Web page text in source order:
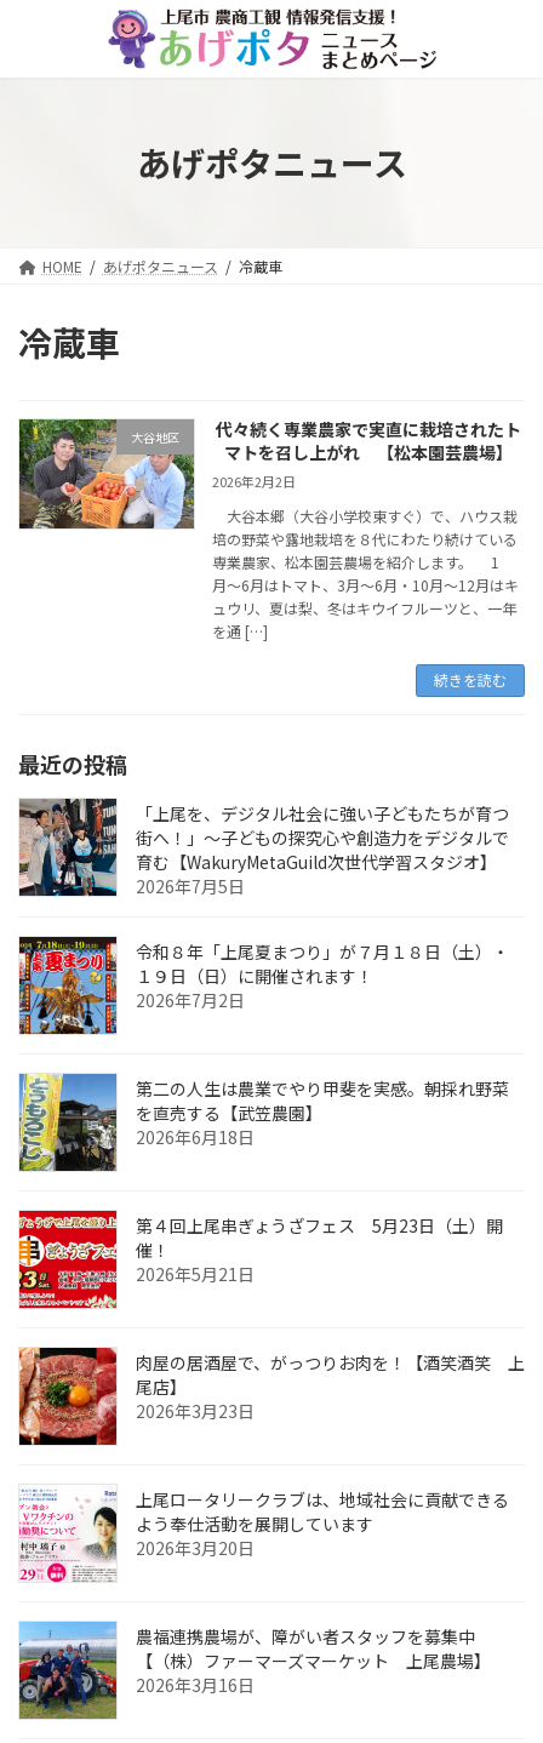
ン
ー
あげポタニュース
HOME あげポタニュース 冷蔵車
冷蔵車
大谷地区
代々続く専業農家で実直に栽培されたト
マトを召し上がれ 【松本園芸農場】
2026年2月2日
大谷本郷（大谷小学校東すぐ）で、ハウス栽
培の野菜や露地栽培を８代にわたり続けている
専業農家、松本園芸農場を紹介します。 1
月〜6月はトマト、3月〜6月・10月〜12月はキ
ュウリ、夏は梨、冬はキウイフルーツと、一年
を通 […]
続きを読む
最近の投稿
「上尾を、デジタル社会に強い子どもたちが育つ
街へ！」〜子どもの探究心や創造力をデジタルで
育む【WakuryMetaGuild次世代学習スタジオ】
2026年7月5日
令和８年「上尾夏まつり」が７月１８日（土）・
１９日（日）に開催されます！
2026年7月2日
第二の人生は農業でやり甲斐を実感。朝採れ野菜
を直売する【武笠農園】
2026年6月18日
第４回上尾串ぎょうざフェス 5月23日（土）開
催！
2026年5月21日
肉屋の居酒屋で、がっつりお肉を！【酒笑酒笑 上
尾店】
2026年3月23日
上尾ロータリークラブは、地域社会に貢献できる
よう奉仕活動を展開しています
2026年3月20日
農福連携農場が、障がい者スタッフを募集中
【（株）ファーマーズマーケット 上尾農場】
2026年3月16日